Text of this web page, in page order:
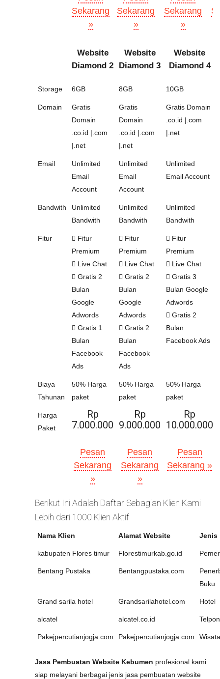
Sekarang
»
Sekarang
»
Sekarang
»
Website
Diamond 2
Website
Diamond 3
Website
Diamond 4
Storage 6GB 8GB 10GB
Domain
Gratis
Domain
.co.id |.com
|.net
Gratis
Domain
.co.id |.com
|.net
Gratis Domain
.co.id |.com
|.net
Email
Unlimited
Email
Account
Unlimited
Email
Account
Unlimited
Email Account
Bandwith
Unlimited
Bandwith
Unlimited
Bandwith
Unlimited
Bandwith
Fitur
Fitur
Premium
Live Chat
Gratis 2
Bulan
Google
Adwords
Gratis 1
Bulan
Facebook
Ads
Fitur
Premium
Live Chat
Gratis 2
Bulan
Google
Adwords
Gratis 2
Bulan
Facebook
Ads
Fitur
Premium
Live Chat
Gratis 3
Bulan Google
Adwords
Gratis 2
Bulan
Facebook Ads
Biaya
Tahunan
50% Harga
paket
50% Harga
paket
50% Harga
paket
Harga
Paket
Rp
7.000.000
Rp
9.000.000
Rp
10.000.000
Pesan
Sekarang
»
Pesan
Sekarang
»
Pesan
Sekarang »
Berikut Ini Adalah Daftar Sebagian Klien Kami
Lebih dari 1000 Klien Aktif
Nama Klien Alamat Website Jenis
kabupaten Flores timur Florestimurkab.go.id
Bentang Pustaka Bentangpustaka.com
Buku
Grand sarila hotel Grandsarilahotel.com Hotel
alcatel alcatel.co.id Telpon
Pakejpercutianjogja.com Pakejpercutianjogja.com Wisata
Jasa Pembuatan Website Kebumen profesional kami
siap melayani berbagai jenis jasa pembuatan website